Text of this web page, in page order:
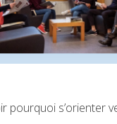
pourquoi s’orienter